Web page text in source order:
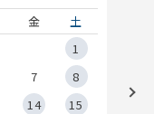
金
土
1
7
8
14
15